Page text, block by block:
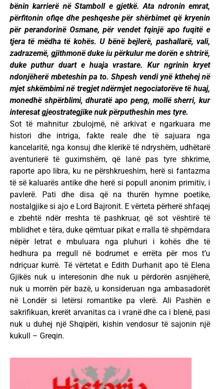
bënin karrierë në Stamboll e gjetkë. Ata ndronin emrat,
përfitonin ofiqe dhe peshqeshe për shërbimet që kryenin
për perandorinë Osmane, për vendet fqinjë apo fuqitë e
tjera të mëdha të kohës. U bënë bejlerë, pashallarë, vali,
zadrazemë, gjithmonë duke iu përkulur me dorën e shtrirë,
duke puthur duart e huaja vrastare. Kur ngrinin kryet
ndonjëherë mbeteshin pa to. Shpesh vendi ynë kthehej në
mjet shkëmbimi në tregjet ndërmjet negociatorëve të huaj,
monedhë shpërblimi, dhuratë apo peng, mollë sherri, kur
interesat gjeostrategjike nuk përputheshin mes tyre.
Sot të mahnitur zbulojmë, në arkivat e ngarkuara me
histori dhe intriga, fakte reale dhe të sajuara nga
kancelaritë, nga konsuj dhe klerikë të ndryshëm, udhëtarë
aventurierë të guximshëm, që lanë pas tyre shkrime,
raporte apo libra, ku ne përshkrueshim, herë si fantazma
të së kaluarës antike dhe herë si popull anonim primitiv, i
pavlerë. Pati dhe disa që na thurën hymne poetike,
nostalgjike si ajo e Lord Bajronit. E vërteta përherë shfaqej
e zbehtë ndër rreshta të pashkruar, që sot vështirë të
mblidhet e tëra, duke qëmtuar pikat e rralla të shpërndara
nëpër letrat e mbuluara nga pluhuri i kohës dhe të
hedhura pa rregull në bodrumet e errëta për mos t’u
ndriçuar kurrë. Të vërtetat e Edith Durhanit apo të Elena
Gjikës nuk u interesonin dhe nuk u përdorën asnjëherë,
nuk u morrën për bazë, u konsideruan nga ambasadorët
në Londër si letërsi romantike pa vlerë. Ali Pashën e
sakrifikuan, krerët arvanitas ca i vranë dhe ca i blenë, pasi
nuk u duhej një Shqipëri, kishin vendosur të sajonin një
kukull – Greqin.